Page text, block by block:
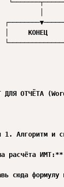
│     КОНЕЦ
ДЛЯ ОТЧЁТА
1. Алгоритм и
расчёта ИМТ:**
сюда формулу